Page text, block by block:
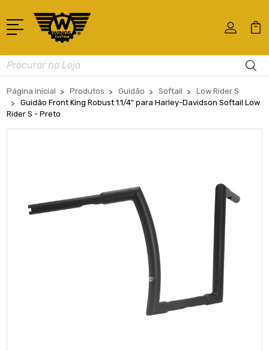
Busca
Página inicial Produtos Guidão Softail
Low Rider S
Guidão Front King Robust 1.1/4" para Harley-Davidson Softail Low
Rider S - Preto